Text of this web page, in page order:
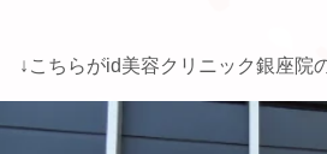
↓こちらがid美容クリニック銀座院